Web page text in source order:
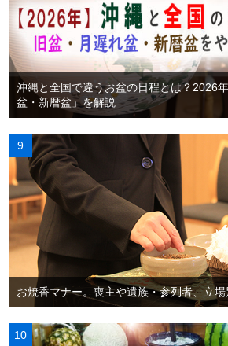
沖縄と全国で違うお盆の日程とは？2026
盆・新暦盆」を解説
お焼香マナー。喪主や遺族・参列者、立